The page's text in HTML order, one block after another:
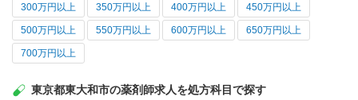
300万円以上 350万円以上 400万円以上 450万円以上
500万円以上 550万円以上 600万円以上 650万円以上
700万円以上
東京都東大和市の薬剤師求人を処方科目で探す